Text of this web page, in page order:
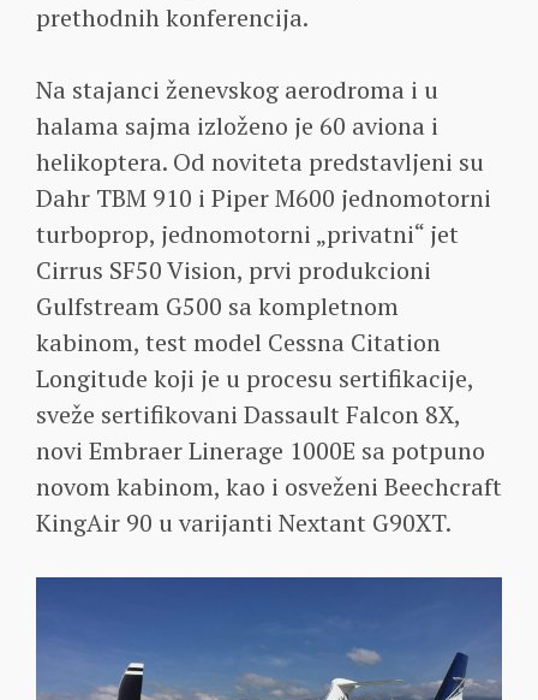
prethodnih konferencija.
Na stajanci ženevskog aerodroma i u
halama sajma izloženo je 60 aviona i
helikoptera. Od noviteta predstavljeni su
Dahr TBM 910 i Piper M600 jednomotorni
turboprop, jednomotorni „privatni“ jet
Cirrus SF50 Vision, prvi produkcioni
Gulfstream G500 sa kompletnom
kabinom, test model Cessna Citation
Longitude koji je u procesu sertifikacije,
sveže sertifikovani Dassault Falcon 8X,
novi Embraer Linerage 1000E sa potpuno
novom kabinom, kao i osveženi Beechcraft
KingAir 90 u varijanti Nextant G90XT.